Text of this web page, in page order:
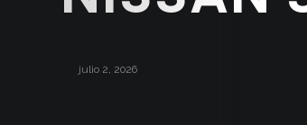
julio 2, 2026